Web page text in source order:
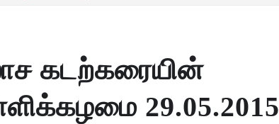
கடற்கரையின்
29.05.2015